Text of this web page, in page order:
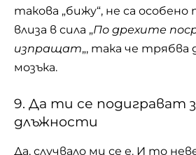
такова „бижу“, не са особено
влиза в сила „По дрехите
изпращат„, така че трябва
мозъка.
9. Да ти се подиграват
длъжности
Да, случвало ми се е. И то